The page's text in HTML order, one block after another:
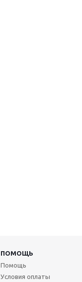
ПОМОЩЬ
Помощь
Условия оплаты